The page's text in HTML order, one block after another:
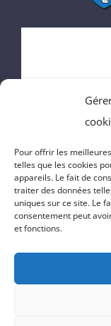
Pour offrir les
telles que les cookies
appareils. Le fait de
traiter des données
uniques sur ce site. Le
consentement peut
et fonctions.